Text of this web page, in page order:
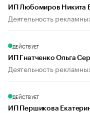
ИП Любомиров Никита
Деятельность
ДЕЙСТВУЕТ
ИП Гнатченко Ольга
Деятельность
ДЕЙСТВУЕТ
ИП Першикова